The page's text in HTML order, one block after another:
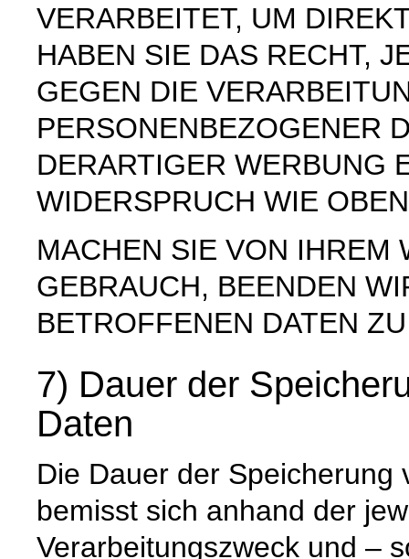
VERARBEITET, UM
HABEN SIE DAS RECHT,
GEGEN DIE
PERSONENBEZOGENER
DERARTIGER WERBUNG
WIDERSPRUCH WIE
MACHEN SIE VON IHREM
GEBRAUCH, BEENDEN
BETROFFENEN DATEN
7) Dauer der
Daten
Die Dauer der
bemisst sich anhand der
Verarbeitungszweck und –